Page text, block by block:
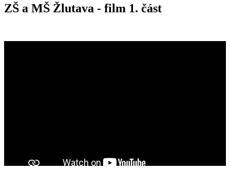
ZŠ a MŠ Žlutava - film 1. část